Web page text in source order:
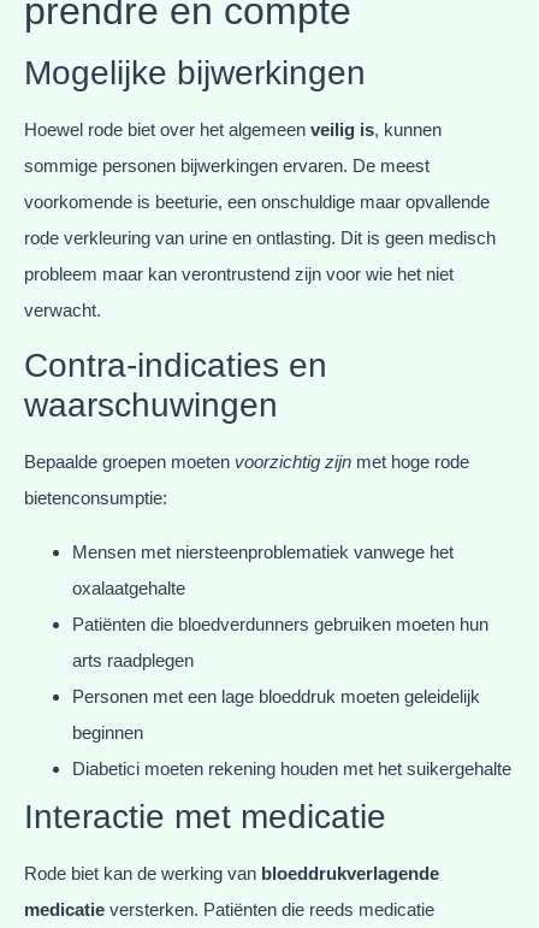
prendre en compte
Mogelijke bijwerkingen
Hoewel rode biet over het algemeen veilig is, kunnen
sommige personen bijwerkingen ervaren. De meest
voorkomende is beeturie, een onschuldige maar opvallende
rode verkleuring van urine en ontlasting. Dit is geen medisch
probleem maar kan verontrustend zijn voor wie het niet
verwacht.
Contra-indicaties en
waarschuwingen
Bepaalde groepen moeten voorzichtig zijn met hoge rode
bietenconsumptie:
Mensen met niersteenproblematiek vanwege het
oxalaatgehalte
Patiënten die bloedverdunners gebruiken moeten hun
arts raadplegen
Personen met een lage bloeddruk moeten geleidelijk
beginnen
Diabetici moeten rekening houden met het suikergehalte
Interactie met medicatie
Rode biet kan de werking van bloeddrukverlagende
medicatie versterken. Patiënten die reeds medicatie